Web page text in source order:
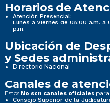
Horarios de
Atención Presencial:
Lunes a Viernes de 08:00 a.m. a
p.m.
Ubicación de
y Sedes
Directorio Nacional
Canales de
Estos No son canales oficiales
Consejo Superior de la